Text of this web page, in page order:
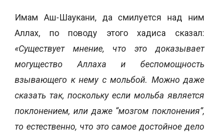
Имам Аш-Шаукани, да смилуется над ним
Аллах, по поводу этого хадиса сказал:
«Существует мнение, что это доказывает
могущество Аллаха и беспомощность
взывающего к нему с мольбой. Можно даже
сказать так, поскольку если мольба является
поклонением, или даже “мозгом поклонения”,
то естественно, что это самое достойное дело